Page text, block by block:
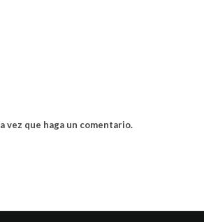
vez que haga un comentario.